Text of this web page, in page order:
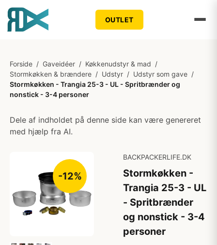
OUTLET
Forside / Gaveidéer / Køkkenudstyr & mad /
Stormkøkken & brændere / Udstyr / Udstyr som gave /
Stormkøkken - Trangia 25-3 - UL - Spritbrænder og
nonstick - 3-4 personer
Dele af indholdet på denne side kan være genereret
med hjælp fra AI.
-12%
BACKPACKERLIFE.DK
Stormkøkken -
Trangia 25-3 - UL
- Spritbrænder
og nonstick - 3-4
personer